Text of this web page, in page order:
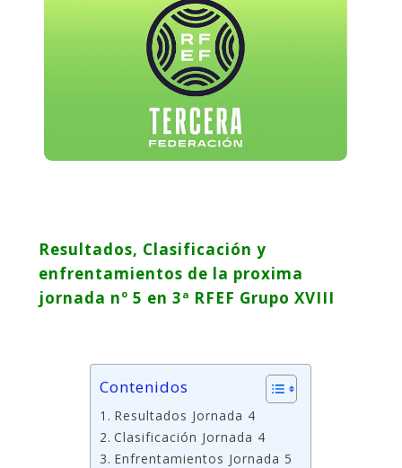
Resultados, Clasificación y
enfrentamientos de la proxima
jornada nº 5 en 3ª RFEF Grupo XVIII
Contenidos
Resultados Jornada 4
Clasificación Jornada 4
Enfrentamientos Jornada 5